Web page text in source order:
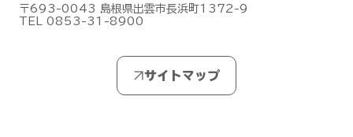
Mic Mini 2S」を発表しました！
〒693-0043 島根県出雲市長浜町1372-9
TEL 0853-31-8900